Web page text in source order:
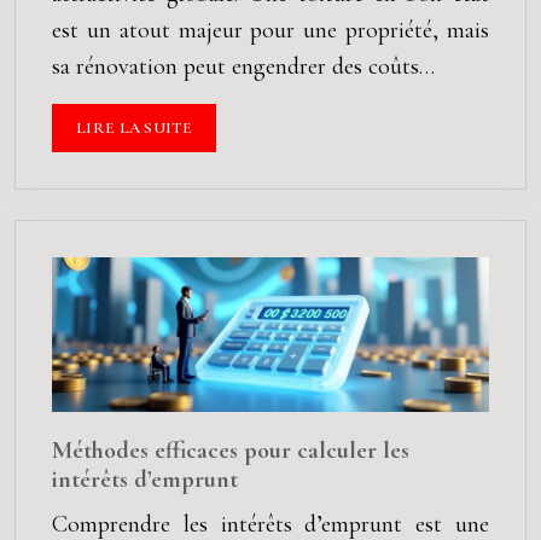
est un atout majeur pour une propriété, mais
sa rénovation peut engendrer des coûts…
LIRE LA SUITE
Méthodes efficaces pour calculer les
intérêts d’emprunt
Comprendre les intérêts d’emprunt est une